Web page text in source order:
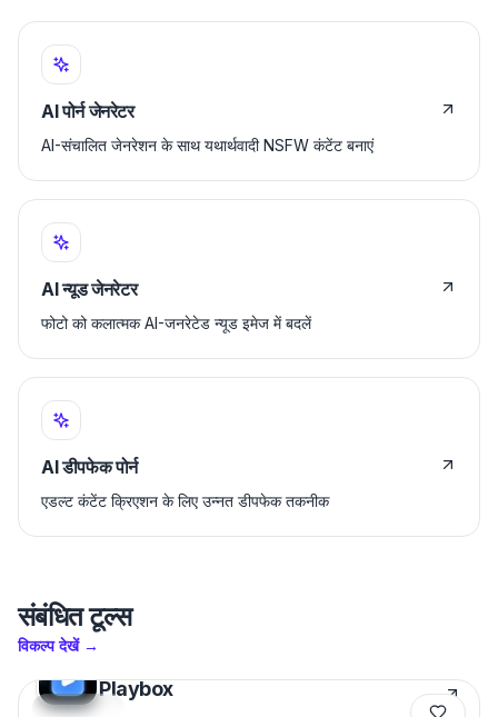
AI पोर्न जेनरेटर
AI-संचालित जेनरेशन के साथ यथार्थवादी NSFW कंटेंट बनाएं
AI न्यूड जेनरेटर
फोटो को कलात्मक AI-जनरेटेड न्यूड इमेज में बदलें
AI डीपफेक पोर्न
एडल्ट कंटेंट क्रिएशन के लिए उन्नत डीपफेक तकनीक
संबंधित टूल्स
विकल्प देखें→
Featured
Playbox